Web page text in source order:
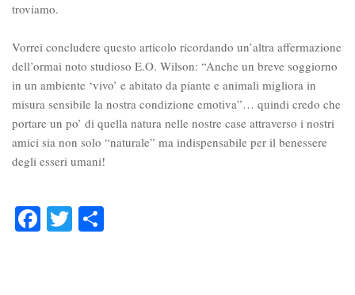
troviamo.
Vorrei concludere questo articolo ricordando un’altra affermazione
dell’ormai noto studioso E.O. Wilson: “Anche un breve soggiorno
in un ambiente ‘vivo’ e abitato da piante e animali migliora in
misura sensibile la nostra condizione emotiva”… quindi credo che
portare un po’ di quella natura nelle nostre case attraverso i nostri
amici sia non solo “naturale” ma indispensabile per il benessere
degli esseri umani!
FacebookTwitter